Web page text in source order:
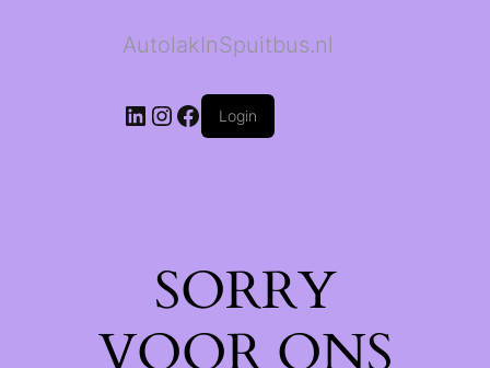
AutolakInSpuitbus.nl
LinkedIn
Instagram
Facebook
Login
SORRY
VOOR ONS